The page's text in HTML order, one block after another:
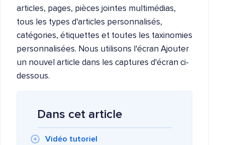
articles, pages, pièces jointes multimédias,
tous les types d'articles personnalisés,
catégories, étiquettes et toutes les taxinomies
personnalisées. Nous utilisons l'écran Ajouter
un nouvel article dans les captures d'écran ci-
dessous.
Dans cet article
Vidéo tutoriel